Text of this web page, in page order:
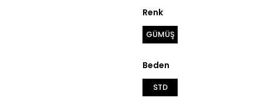
Renk
GÜMÜŞ
Beden
STD